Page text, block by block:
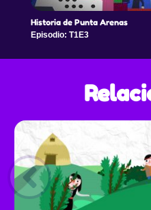
Historia de Punta Arenas
Episodio: T1E3